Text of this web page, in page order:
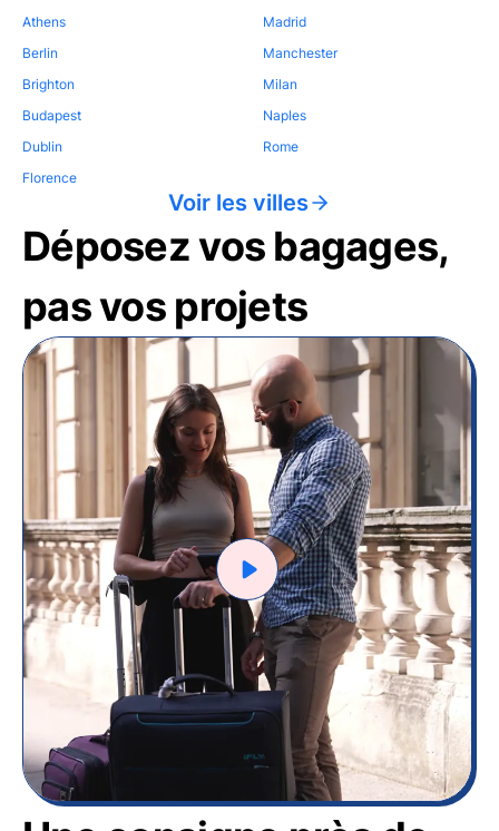
Athens
Berlin
Brighton
Budapest
Dublin
Florence
Madrid
Manchester
Milan
Naples
Rome
Voir les villes
Déposez vos bagages,
pas vos projets